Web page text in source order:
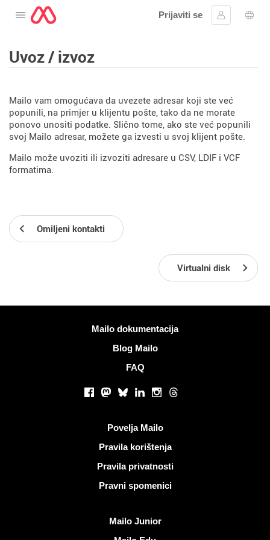
Otvorite meni
Prijaviti se
Prijavite se
Uvoz / izvoz
Mailo vam omogućava da uvezete adresar koji ste već
popunili, na primjer u klijentu pošte, tako da ne morate
ponovo unositi podatke. Slično tome, ako ste već popunili
svoj Mailo adresar, možete ga izvesti u svoj klijent pošte.
Mailo može uvoziti ili izvoziti adresare u CSV, LDIF i VCF
formatima.
Omiljeni kontakti
Virtualni disk
Mailo dokumentacija
Blog Mailo
FAQ
Facebook
Mastodon
BlueskyLinkedInInstagram
Threads
Povelja Mailo
Pravila korištenja
Pravila privatnosti
Pravni spomenici
Mailo Junior